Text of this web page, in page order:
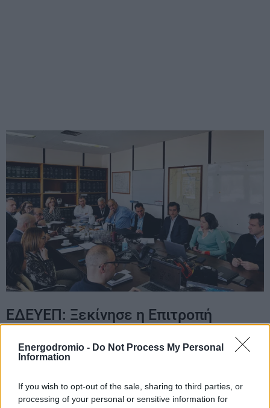
Energodromio - Do Not Process My Personal
Information
If you wish to opt-out of the sale, sharing to third parties, or
processing of your personal or sensitive information for
ΕΔΕΥΕΠ: Ξεκίνησε η Επιτροπή
αποθήκευση CO₂ στον Πρίνο
με επιστημονική εποπτεία